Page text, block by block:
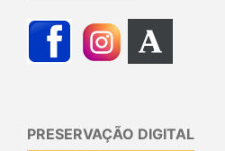
PRESERVAÇÃO DIGITAL